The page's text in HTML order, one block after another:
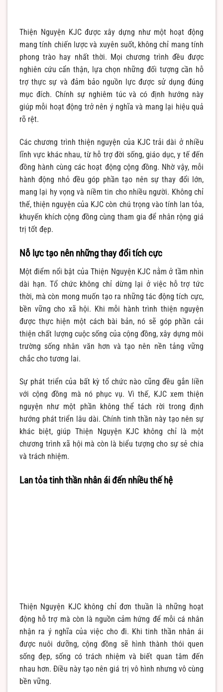
Thiện Nguyện KJC được xây dựng như một hoạt động
mang tính chiến lược và xuyên suốt, không chỉ mang tính
phong trào hay nhất thời. Mọi chương trình đều được
nghiên cứu cẩn thận, lựa chọn những đối tượng cần hỗ
trợ thực sự và đảm bảo nguồn lực được sử dụng đúng
mục đích. Chính sự nghiêm túc và có định hướng này
giúp mỗi hoạt động trở nên ý nghĩa và mang lại hiệu quả
rõ rệt.
Các chương trình thiện nguyện của KJC trải dài ở nhiều
lĩnh vực khác nhau, từ hỗ trợ đời sống, giáo dục, y tế đến
đồng hành cùng các hoạt động cộng đồng. Nhờ vậy, mỗi
hành động nhỏ đều góp phần tạo nên sự thay đổi lớn,
mang lại hy vọng và niềm tin cho nhiều người. Không chỉ
thế, thiện nguyện của KJC còn chú trọng vào tính lan tỏa,
khuyến khích cộng đồng cùng tham gia để nhân rộng giá
trị tốt đẹp.
Nỗ lực tạo nên những thay đổi tích cực
Một điểm nổi bật của Thiện Nguyện KJC nằm ở tầm nhìn
dài hạn. Tổ chức không chỉ dừng lại ở việc hỗ trợ tức
thời, mà còn mong muốn tạo ra những tác động tích cực,
bền vững cho xã hội. Khi mỗi hành trình thiện nguyện
được thực hiện một cách bài bản, nó sẽ góp phần cải
thiện chất lượng cuộc sống của cộng đồng, xây dựng môi
trường sống nhân văn hơn và tạo nên nền tảng vững
chắc cho tương lai.
Sự phát triển của bất kỳ tổ chức nào cũng đều gắn liền
với cộng đồng mà nó phục vụ. Vì thế, KJC xem thiện
nguyện như một phần không thể tách rời trong định
hướng phát triển lâu dài. Chính tinh thần này tạo nên sự
khác biệt, giúp Thiện Nguyện KJC không chỉ là một
chương trình xã hội mà còn là biểu tượng cho sự sẻ chia
và trách nhiệm.
Lan tỏa tinh thần nhân ái đến nhiều thế hệ
Thiện Nguyện KJC không chỉ đơn thuần là những hoạt
động hỗ trợ mà còn là nguồn cảm hứng để mỗi cá nhân
nhận ra ý nghĩa của việc cho đi. Khi tinh thần nhân ái
được nuôi dưỡng, cộng đồng sẽ hình thành thói quen
sống đẹp, sống có trách nhiệm và biết quan tâm đến
nhau hơn. Điều này tạo nên giá trị vô hình nhưng vô cùng
bền vững.